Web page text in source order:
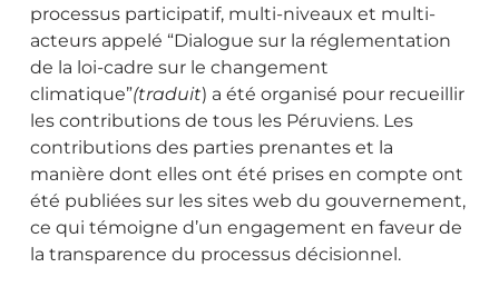
processus participatif, multi-niveaux et multi-
acteurs appelé “Dialogue sur la réglementation
de la loi-cadre sur le changement
climatique”(traduit) a été organisé pour recueillir
les contributions de tous les Péruviens. Les
contributions des parties prenantes et la
manière dont elles ont été prises en compte ont
été publiées sur les sites web du gouvernement,
ce qui témoigne d’un engagement en faveur de
la transparence du processus décisionnel.